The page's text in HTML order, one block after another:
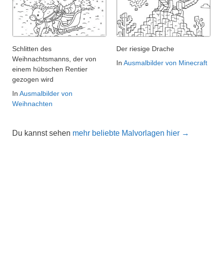
Schlitten des
Weihnachtsmanns, der von
einem hübschen Rentier
gezogen wird
In Ausmalbilder von
Weihnachten
Der riesige Drache
In Ausmalbilder von Minecraft
Du kannst sehen mehr beliebte Malvorlagen hier →